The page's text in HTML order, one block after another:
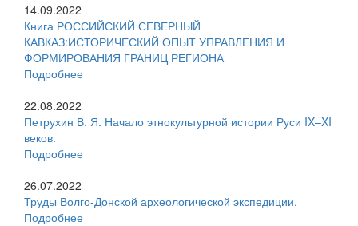
14.09.2022
Книга РОССИЙСКИЙ СЕВЕРНЫЙ
КАВКАЗ:ИСТОРИЧЕСКИЙ ОПЫТ УПРАВЛЕНИЯ И
ФОРМИРОВАНИЯ ГРАНИЦ РЕГИОНА
Подробнее
22.08.2022
Петрухин В. Я. Начало этнокультурной истории Руси IX–XI
веков.
Подробнее
26.07.2022
Труды Волго-Донской археологической экспедиции.
Подробнее